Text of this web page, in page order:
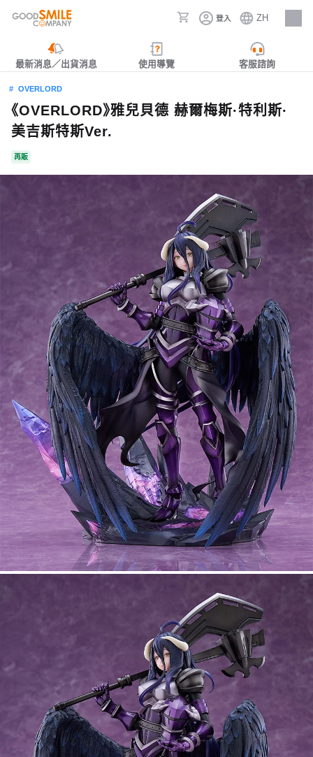
登入 ZH
人才招募
最新消息／出貨消息 使用導覽 客服諮詢
OVERLORD
《OVERLORD》雅兒貝德 赫爾梅斯·特利斯·
美吉斯特斯Ver.
再販